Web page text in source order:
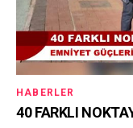
HABERLER
40 FARKLI